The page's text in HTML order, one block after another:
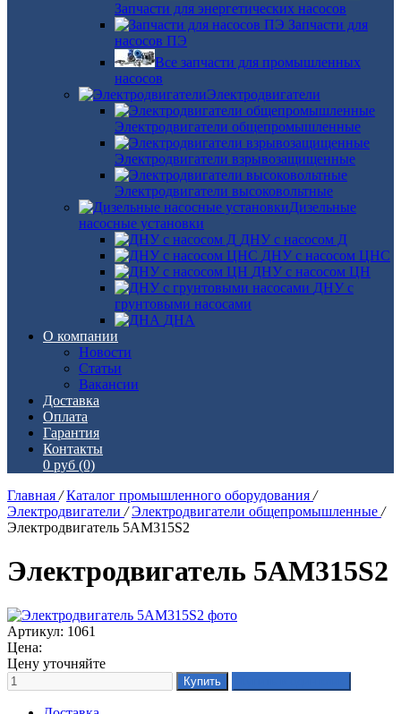
Запчасти для энергетических насосов
Запчасти для
насосов ПЭ
Все запчасти для промышленных
насосов
Электродвигатели
Электродвигатели общепромышленные
Электродвигатели взрывозащищенные
Электродвигатели высоковольтные
Дизельные
насосные установки
ДНУ с насосом Д
ДНУ с насосом ЦНС
ДНУ с насосом ЦН
ДНУ с
грунтовыми насосами
ДНА
О компании
Новости
Статьи
Вакансии
Доставка
Оплата
Гарантия
Контакты
0 руб (0)
Главная / Каталог промышленного оборудования /
Электродвигатели / Электродвигатели общепромышленные /
Электродвигатель 5АМ315S2
Электродвигатель 5АМ315S2
Артикул: 1061
Цена:
Цену уточняйте